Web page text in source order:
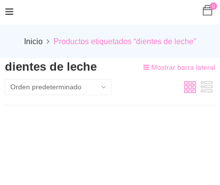
0
Inicio Productos etiquetados “dientes de leche”
dientes de leche Mostrar barra lateral